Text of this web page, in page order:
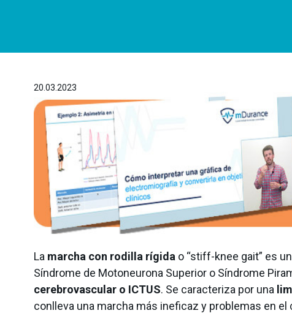
Vídeo-Feedback
Suelo pélvico
Entrenamiento
Neurología
20.03.2023
La marcha con rodilla rígidao “stiff-knee gait” es
Síndrome de Motoneurona Superior o Síndrome
cerebrovascular o ICTUS. Se caracteriza por una
conlleva una marcha más ineficaz y problemas en